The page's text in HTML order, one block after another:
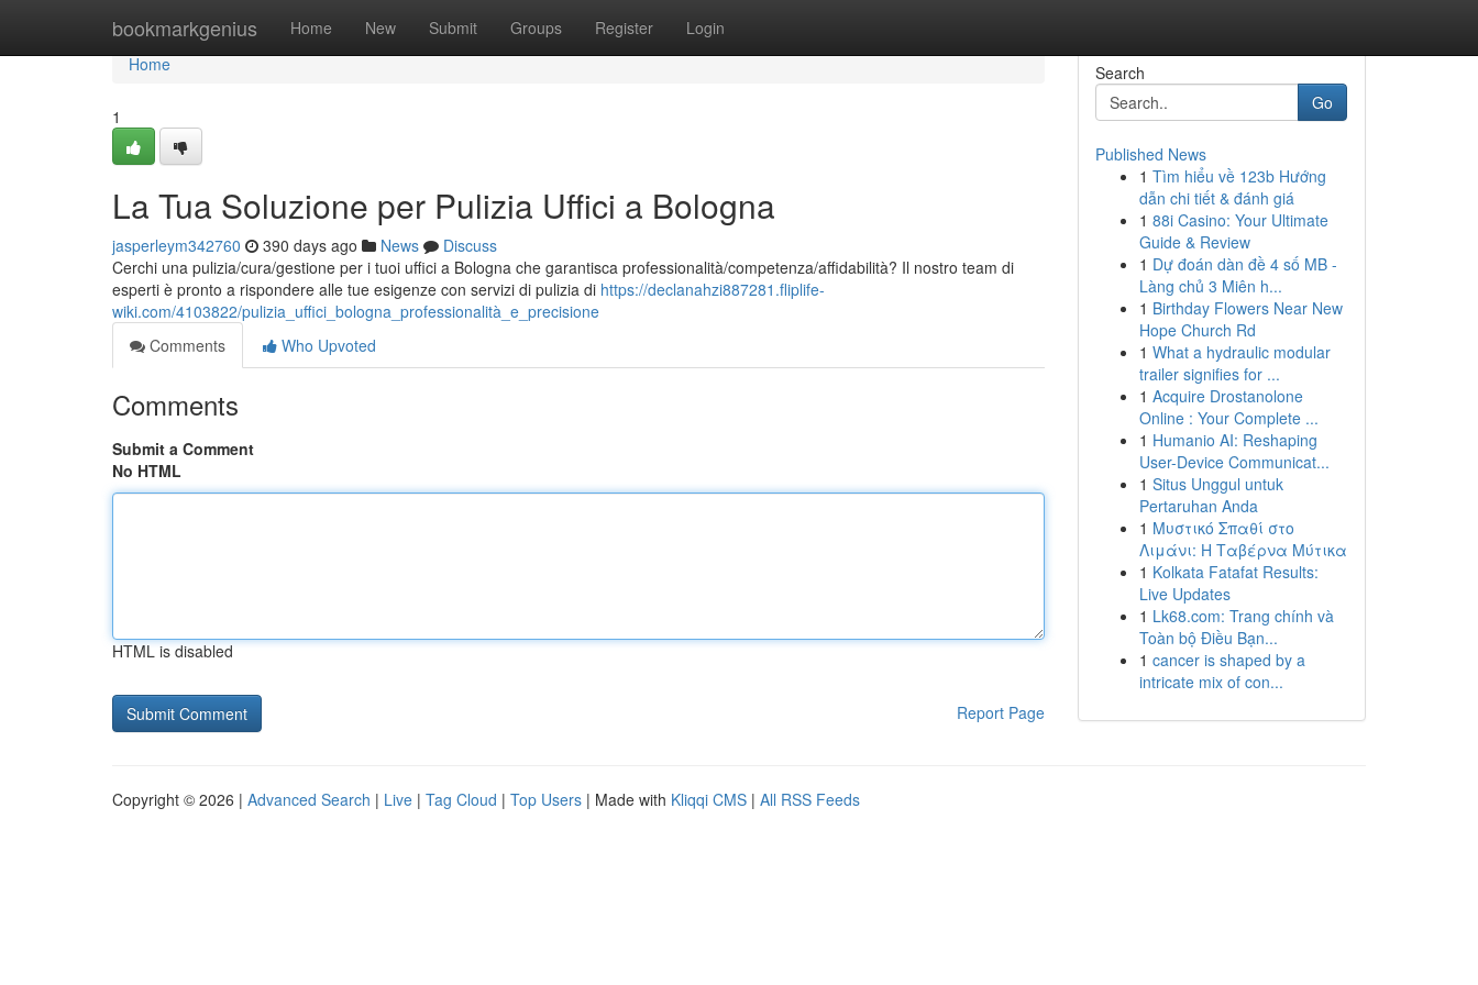
bookmarkgenius Home New Submit Groups Register Login
Home
Home
1
La Tua Soluzione per Pulizia Uffici a Bologna
jasperleym342760 390 days ago News
Discuss
Cerchi una pulizia/cura/gestione per i tuoi uffici a Bologna che garantisca professionalità/competenza/affidabilità? Il nostro team di
esperti è pronto a rispondere alle tue esigenze con servizi di pulizia di https://declanahzi887281.fliplife-
wiki.com/4103822/pulizia_uffici_bologna_professionalità_e_precisione
Comments
Who Upvoted
Comments
Submit a Comment
No HTML
HTML is disabled
Report Page
Search
Go
Published News
1 Tìm hiểu về 123b Hướng
dẫn chi tiết & đánh giá
1 88i Casino: Your Ultimate
Guide & Review
1 Dự đoán dàn đề 4 số MB -
Làng chủ 3 Miên h...
1 Birthday Flowers Near New
Hope Church Rd
1 What a hydraulic modular
trailer signifies for ...
1 Acquire Drostanolone
Online : Your Complete ...
1 Humanio AI: Reshaping
User-Device Communicat...
1 Situs Unggul untuk
Pertaruhan Anda
1 Μυστικό Σπαθί στο
Λιμάνι: Η Ταβέρνα Μύτικα
1 Kolkata Fatafat Results:
Live Updates
1 Lk68.com: Trang chính và
Toàn bộ Điều Bạn...
1 cancer is shaped by a
intricate mix of con...
Copyright © 2026 | Advanced Search | Live | Tag Cloud | Top Users | Made with Kliqqi CMS | All RSS Feeds